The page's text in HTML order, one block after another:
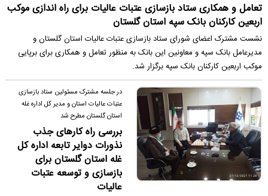
تعامل و همکاری ستاد بازسازی عتبات عالیات برای راه اندازی موکب
اربعین کارکنان بانک سپه استان گلستان
نشست مشترک اعضای شورای ستاد بازسازی عتبات عالیات استان گلستان و
مدیرعامل بانک سپه و معاونین این بانک به منظور تعامل و همکاری برای برپایی
موکب اربعین کارکنان بانک سپه برگزار شد.
در جلسه مشترک مسئولین ستاد بازسازی
عتبات عالیات استان و مدیر کل اداره غله
استان گلستان مطرح شد
بررسی راه کارهای جذب
نذورات دوایر تابعه اداره کل
غله استان گلستان برای
بازسازی و توسعه عتبات
عالیات